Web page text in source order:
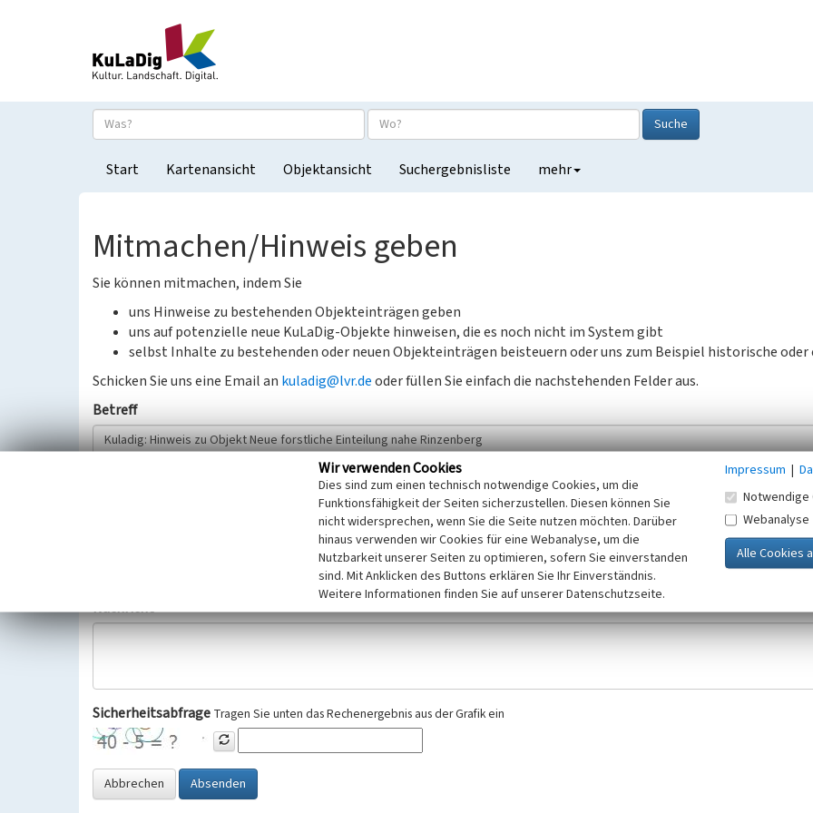
Suche
Start Kartenansicht Objektansicht Suchergebnisliste mehr
Mitmachen/Hinweis geben
Sie können mitmachen, indem Sie
uns Hinweise zu bestehenden Objekteinträgen geben
uns auf potenzielle neue KuLaDig-Objekte hinweisen, die es noch nicht im System gibt
selbst Inhalte zu bestehenden oder neuen Objekteinträgen beisteuern oder uns zum Beispiel historische oder
Schicken Sie uns eine Email an kuladig@lvr.deoder füllen Sie einfach die nachstehenden Felder aus.
Betreff
Wir bitten Sie um freiwillige Angabe Ihres Namens und Ihrer E-Mail-Adresse. Ihre Angaben werden ausschließlich im Rahmen der KuLaDig-
Selbstverständlich werden diese entsprechend der Vorschriften des Telemediengesetzes, des Datenschutzgesetzes NRW und der seit
Datenschutzgrundverordnung (EU-DSGVO) vertraulich behandelt, beachten Sie bitte unsere Hinweise zumDatenschutz
Nachricht
Sicherheitsabfrage Tragen Sie unten das Rechenergebnis aus der Grafik ein
Abbrechen Absenden
Wir verwenden Cookies
Dies sind zum einen technisch notwendige Cookies, um die
Funktionsfähigkeit der Seiten sicherzustellen. Diesen können Sie
nicht widersprechen, wenn Sie die Seite nutzen möchten. Darüber
hinaus verwenden wir Cookies für eine Webanalyse, um die
Nutzbarkeit unserer Seiten zu optimieren, sofern Sie einverstanden
sind. Mit Anklicken des Buttons erklären Sie Ihr Einverständnis.
Weitere Informationen finden Sie auf unserer Datenschutzseite.
Impressum |
Notwendige
Webanalyse